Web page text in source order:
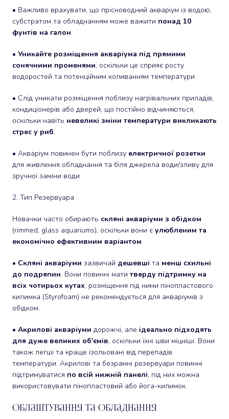
• Важливо врахувати, що прісноводний акваріум із водою,
субстратом та обладнанням може важити понад 10
фунтів на галон.
• Уникайте розміщення акваріума під прямими
сонячними променями, оскільки це сприяє росту
водоростей та потенційним коливанням температури.
• Слід уникати розміщення поблизу нагрівальних приладів,
кондиціонерів або дверей, що постійно відчиняються,
оскільки навіть невеликі зміни температури викликають
стрес у риб.
• Акваріум повинен бути поблизу електричної розетки
для живлення обладнання та біля джерела води/зливу для
зручної заміни води
2. Тип Резервуара
Новачки часто обирають скляні акваріуми з обідком
(rimmed, glass aquariums), оскільки вони є улюбленим та
економічно ефективним варіантом.
• Скляні акваріуми зазвичай дешевші та менш схильні
до подряпин. Вони повинні мати тверду підтримку на
всіх чотирьох кутах; розміщення під ними пінопластового
килимка (Styrofoam) не рекомендується для акваріумів з
обідком.
• Акрилові акваріуми дорожчі, але ідеально підходять
для дуже великих об'ємів, оскільки їхні шви міцніші. Вони
також легші та краще ізольовані від перепадів
температури. Акрилові та безрамні резервуари повинні
підтримуватися по всій нижній панелі; під них можна
використовувати пінопластовий або йога-килимок.
Облаштування та Обладнання